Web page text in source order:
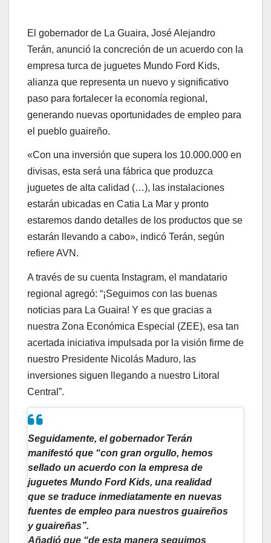
El gobernador de La Guaira, José Alejandro
Terán, anunció la concreción de un acuerdo con la
empresa turca de juguetes Mundo Ford Kids,
alianza que representa un nuevo y significativo
paso para fortalecer la economía regional,
generando nuevas oportunidades de empleo para
el pueblo guaireño.
«Con una inversión que supera los 10.000.000 en
divisas, esta será una fábrica que produzca
juguetes de alta calidad (…), las instalaciones
estarán ubicadas en Catia La Mar y pronto
estaremos dando detalles de los productos que se
estarán llevando a cabo», indicó Terán, según
refiere AVN.
A través de su cuenta Instagram, el mandatario
regional agregó: “¡Seguimos con las buenas
noticias para La Guaira! Y es que gracias a
nuestra Zona Económica Especial (ZEE), esa tan
acertada iniciativa impulsada por la visión firme de
nuestro Presidente Nicolás Maduro, las
inversiones siguen llegando a nuestro Litoral
Central”.
Seguidamente, el gobernador Terán
manifestó que “con gran orgullo, hemos
sellado un acuerdo con la empresa de
juguetes Mundo Ford Kids, una realidad
que se traduce inmediatamente en nuevas
fuentes de empleo para nuestros guaireños
y guaireñas”.
Añadió que “de esta manera seguimos